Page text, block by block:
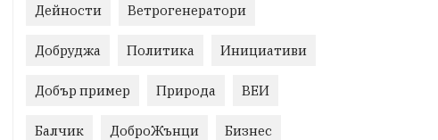
Дейности Ветрогенератори
Добруджа Политика Инициативи
Добър пример Природа ВЕИ
Балчик ДоброЖънци Бизнес